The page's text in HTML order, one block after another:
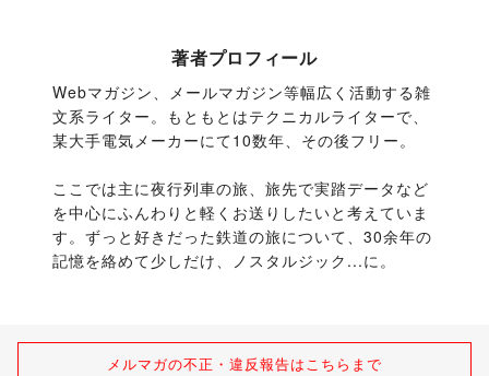
著者プロフィール
Webマガジン、メールマガジン等幅広く活動する雑
文系ライター。もともとはテクニカルライターで、
某大手電気メーカーにて10数年、その後フリー。
ここでは主に夜行列車の旅、旅先で実踏データなど
を中心にふんわりと軽くお送りしたいと考えていま
す。ずっと好きだった鉄道の旅について、30余年の
記憶を絡めて少しだけ、ノスタルジック...に。
メルマガの不正・違反報告はこちらまで